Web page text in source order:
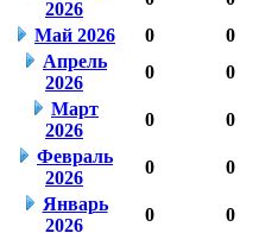
2026
Май 2026
0 0
Апрель
2026
0 0
Март
2026
0 0
Февраль
2026
0 0
Январь
2026
0 0